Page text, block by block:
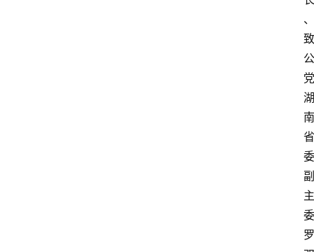
、
致
公
党
湖
南
省
委
副
主
委
罗